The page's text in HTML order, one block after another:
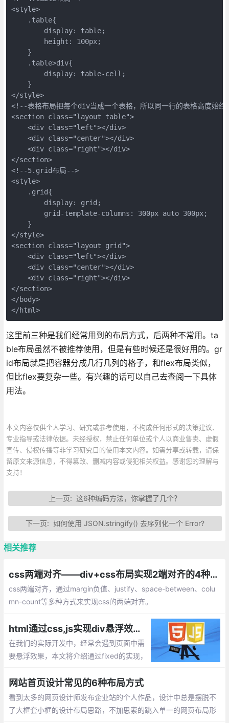
<style>
    .table{
        display: table;
        height: 100px;
    }
    .table>div{
        display: table-cell;
    }
</style>
<!--表格布局把每个div当成一个表格，所以同一行的表格高度始
<section class="layout table">
    <div class="left"></div>
    <div class="center"></div>
    <div class="right"></div>
</section>
<!--5.grid布局-->
<style>
    .grid{
        display: grid;
        grid-template-columns: 300px auto 300px;
    }
</style>
<section class="layout grid">
    <div class="left"></div>
    <div class="center"></div>
    <div class="right"></div>
</section>
</body>
</html>
这里前三种是我们经常用到的布局方式，后两种不常用。ta
ble布局虽然不被推荐使用，但是有些时候还是很好用的。gr
id布局就是把容器分成几行几列的格子，和flex布局类似，
但比flex要复杂一些。有兴趣的话可以自己去查阅一下具体
用法。
本文内容仅供个人学习、研究或参考使用，不构成任何形式的决策建议、
专业指导或法律依据。未经授权，禁止任何单位或个人以商业售卖、虚假
宣传、侵权传播等非学习研究目的使用本文内容。如需分享或转载，请保
留原文来源信息，不得篡改、删减内容或侵犯相关权益。感谢您的理解与
支持！
上一页:这6种编码方法，你掌握了几个？
下一页: 如何使用 JSON.stringify() 去序列化一个 Error?
相关推荐
css两端对齐——div+css布局实现2端对齐的4种方法总结
css两端对齐，通过margin负值、justify、space-between、colu
mn-count等多种方式来实现css的两端对齐。
html通过css,js实现div悬浮效果总汇，如原生JS实现滚动到一定位置实现div悬浮
在我们的实际开发中，经常会遇到页面中需
要悬浮效果，本文将介绍通过fixed的实现，
div的悬浮
网站首页设计常见的6种布局方式
看到太多的网页设计师发布企业站的个人作品，设计中总是摆脱不
了大框套小框的设计布局思路，不加思索的跳入单一的网页布局形